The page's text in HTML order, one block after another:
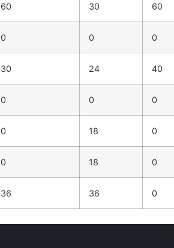
60 30 60
0 0 0
30 24 40
0 0 0
0 18 0
0 18 0
36 36 0